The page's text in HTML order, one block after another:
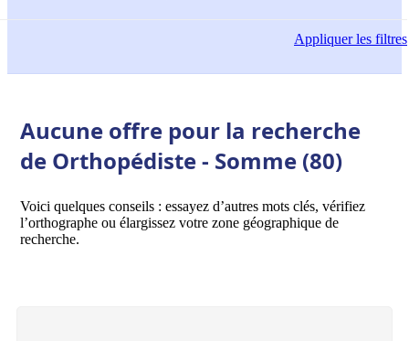
Appliquerles filtres
Aucune offre pour la recherche
de Orthopédiste - Somme (80)
Voici quelques conseils : essayez d’autres mots clés, vérifiez
l’orthographe ou élargissez votre zone géographique de
recherche.